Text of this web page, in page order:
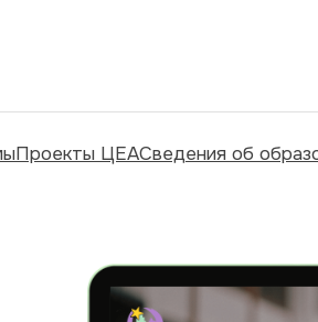
Проекты ЦЕАСведения об